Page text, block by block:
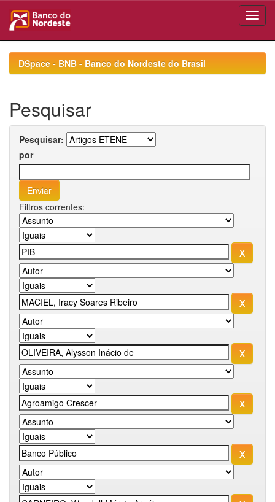
navigationDSpace - BNB - Banco do Nordeste do Brasil
Pesquisar
Pesquisar:
por
Filtros correntes: